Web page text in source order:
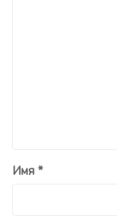
Имя *